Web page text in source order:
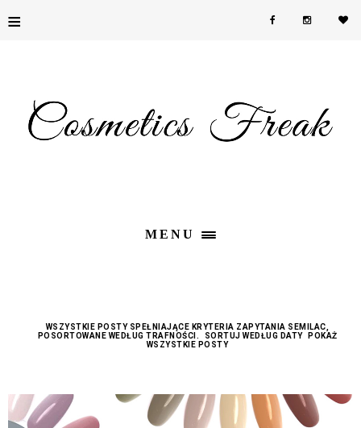
≡
MENU
WSZYSTKIE POSTY SPEŁNIAJĄCE KRYTERIA ZAPYTANIA SEMILAC,
POSORTOWANE WEDŁUG TRAFNOŚCI.
SORTUJ WEDŁUG DATY
POKAŻ
WSZYSTKIE POSTY